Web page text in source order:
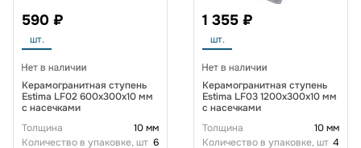
590 ₽
шт.
Керамогранитная ступень
Estima LF02 600x300x10 мм
с насечками
Толщина
10 мм
Количество в упаковке, шт 6
1 355 ₽
шт.
Керамогранитная ступень
Estima LF03 1200x300x10 мм
с насечками
Толщина
10 мм
Количество в упаковке, шт 4